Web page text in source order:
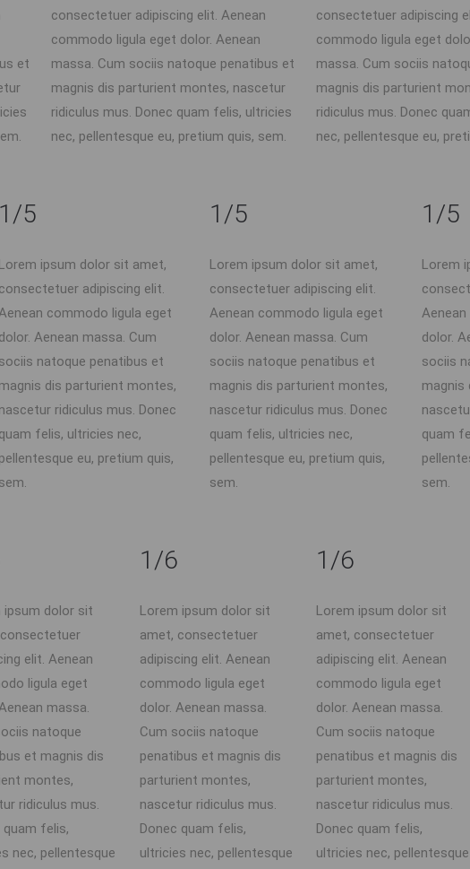
et
consectetuer adipiscing elit. Aenean
commodo ligula eget dolor. Aenean
massa. Cum sociis natoque penatibus et
magnis dis parturient montes, nascetur
ridiculus mus. Donec quam felis, ultricies
nec, pellentesque eu, pretium quis, sem.
consectetuer adipiscing
commodo ligula eget
massa. Cum sociis
magnis dis parturient
ridiculus mus. Donec
nec, pellentesque eu,
1/5
Lorem ipsum dolor sit amet,
consectetuer adipiscing elit.
commodo ligula eget
dolor. Aenean massa. Cum
sociis natoque penatibus et
magnis dis parturient montes,
nascetur ridiculus mus. Donec
quam felis, ultricies nec,
pellentesque eu, pretium quis,
sem.
1/5
Lorem ipsum dolor sit amet,
consectetuer adipiscing elit.
Aenean commodo ligula eget
dolor. Aenean massa. Cum
sociis natoque penatibus et
magnis dis parturient montes,
nascetur ridiculus mus. Donec
quam felis, ultricies nec,
pellentesque eu, pretium quis,
sem.
1/5
Lorem
dolor.
sociis
magnis
quam
sem.
ipsum dolor sit
elit. Aenean
ligula eget
massa.
natoque
et magnis dis
montes,
ridiculus mus.
quam felis,
nec, pellentesque
1/6
Lorem ipsum dolor sit
amet, consectetuer
adipiscing elit. Aenean
commodo ligula eget
dolor. Aenean massa.
Cum sociis natoque
penatibus et magnis dis
parturient montes,
nascetur ridiculus mus.
Donec quam felis,
ultricies nec, pellentesque
1/6
Lorem ipsum dolor sit
amet, consectetuer
adipiscing elit. Aenean
commodo ligula eget
dolor. Aenean massa.
Cum sociis natoque
penatibus et magnis dis
parturient montes,
nascetur ridiculus mus.
Donec quam felis,
ultricies nec, pellentesque